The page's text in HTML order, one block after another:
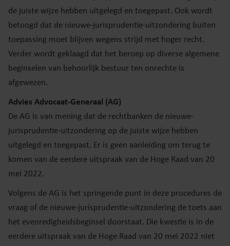
de juiste wijze hebben uitgelegd en toegepast. Ook wordt
betoogd dat de nieuwe-jurisprudentie-uitzondering buiten
toepassing moet blijven wegens strijd met hoger recht.
Verder wordt geklaagd dat het beroep op diverse algemene
beginselen van behoorlijk bestuur ten onrechte is
afgewezen.
Advies Advocaat-Generaal (AG)
De AG is van mening dat de rechtbanken de nieuwe-
jurisprudentie-uitzondering op de juiste wijze hebben
uitgelegd en toegepast. Er is geen aanleiding om terug te
komen van de eerdere uitspraak van de Hoge Raad van 20
mei 2022.
Volgens de AG is het springende punt in deze procedures de
vraag of de nieuwe-jurisprudentie-uitzondering de toets aan
het evenredigheidsbeginsel doorstaat. Die kwestie is in de
eerdere uitspraak van de Hoge Raad van 20 mei 2022 niet